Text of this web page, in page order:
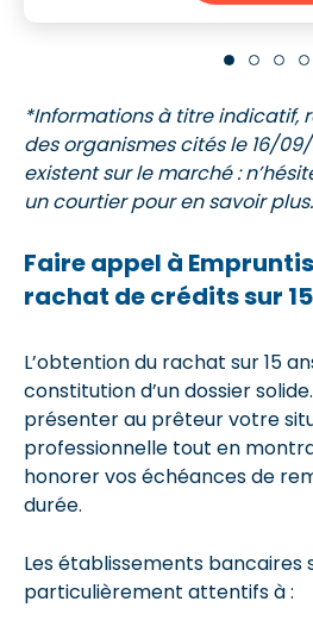
*Informations à titre indicatif,
des organismes cités le 16/09/
existent sur le marché :
un courtier pour en savoir plus.
Faire appel à
rachat de crédits sur
L’obtention du rachat sur 15
constitution d’un dossier
présenter au prêteur votre
professionnelle tout en
honorer vos échéances de
durée.
Les établissements bancaires
particulièrement attentifs à :